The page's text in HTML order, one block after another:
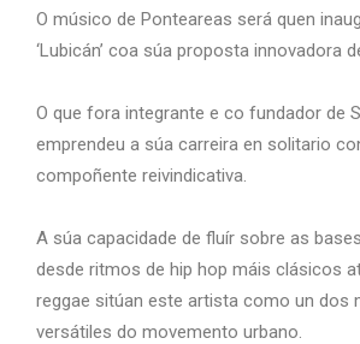
O músico de Ponteareas será quen
‘Lubicán’ coa súa proposta innovadora
O que fora integrante e co fundador de
emprendeu a súa carreira en solitario
compoñente reivindicativa.
A súa capacidade de fluír sobre as
desde ritmos de hip hop máis clásicos
reggae sitúan este artista como un dos
versátiles do movemento urbano.